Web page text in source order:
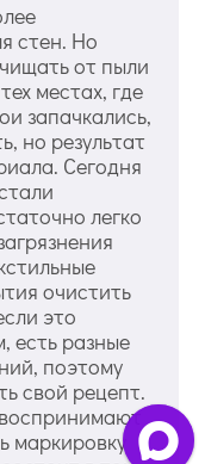
стен. Но
от пыли
местах, где
запачкались,
но результат
Сегодня
легко
очистить
это
есть разные
поэтому
свой рецепт.
воспринимают
маркировку